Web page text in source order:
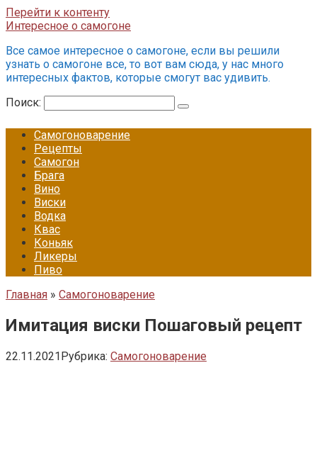
Перейти к контенту
Интересное о самогоне
Все самое интересное о самогоне, если вы решили
узнать о самогоне все, то вот вам сюда, у нас много
интересных фактов, которые смогут вас удивить.
Поиск:
Самогоноварение
Рецепты
Самогон
Брага
Вино
Виски
Водка
Квас
Коньяк
Ликеры
Пиво
Главная » Самогоноварение
Имитация виски Пошаговый рецепт
22.11.2021Рубрика: Самогоноварение